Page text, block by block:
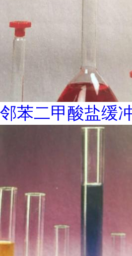
邻苯二甲酸盐缓